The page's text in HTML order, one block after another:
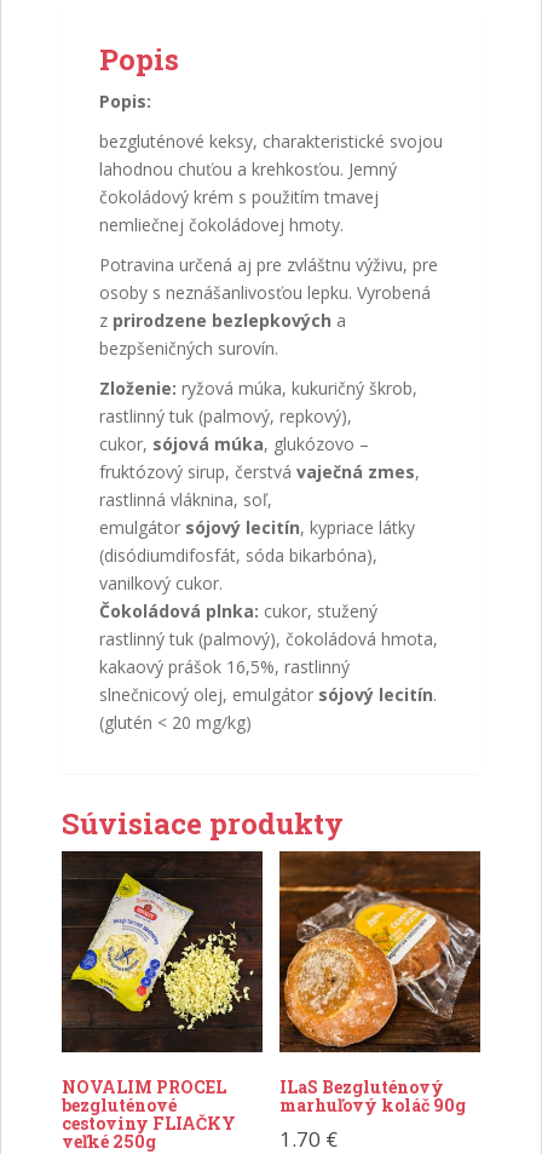
Popis
Popis:
bezgluténové keksy, charakteristické svojou
lahodnou chuťou a krehkosťou. Jemný
čokoládový krém s použitím tmavej
nemliečnej čokoládovej hmoty.
Potravina určená aj pre zvláštnu výživu, pre
osoby s neznášanlivosťou lepku. Vyrobená
z prirodzene bezlepkových a
bezpšeničných surovín.
Zloženie: ryžová múka, kukuričný škrob,
rastlinný tuk (palmový, repkový),
cukor, sójová múka, glukózovo –
fruktózový sirup, čerstvá vaječná zmes,
rastlinná vláknina, soľ,
emulgátor sójový lecitín, kypriace látky
(disódiumdifosfát, sóda bikarbóna),
vanilkový cukor.
Čokoládová plnka: cukor, stužený
rastlinný tuk (palmový), čokoládová hmota,
kakaový prášok 16,5%, rastlinný
slnečnicový olej, emulgátor sójový lecitín.
(glutén < 20 mg/kg)
Súvisiace produkty
NOVALIM PROCEL
bezgluténové
cestoviny FLIAČKY
veľké 250g
ILaS Bezgluténový
marhuľový koláč 90g
1.70 €